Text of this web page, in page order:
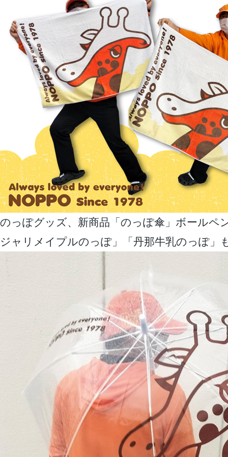
のっぽグッズ、新商品「のっぽ傘」ボールペ
ジャリメイプルのっぽ」「丹那牛乳のっぽ」